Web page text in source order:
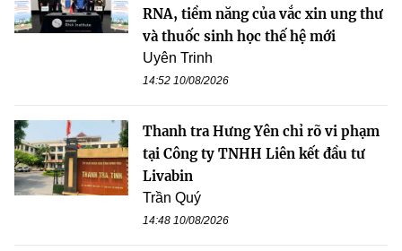
RNA, tiềm năng của vắc xin ung thư
và thuốc sinh học thế hệ mới
Uyên Trinh
14:52 10/08/2026
Thanh tra Hưng Yên chỉ rõ vi phạm
tại Công ty TNHH Liên kết đầu tư
Livabin
Trần Quý
14:48 10/08/2026